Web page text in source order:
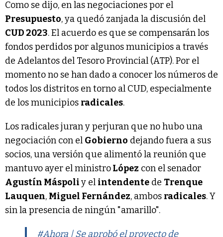
Como se dijo, en las negociaciones por el
Presupuesto, ya quedó zanjada la discusión del
CUD 2023. El acuerdo es que se compensarán los
fondos perdidos por algunos municipios a través
de Adelantos del Tesoro Provincial (ATP). Por el
momento no se han dado a conocer los números de
todos los distritos en torno al CUD, especialmente
de los municipios radicales.
Los radicales juran y perjuran que no hubo una
negociación con el Gobierno dejando fuera a sus
socios, una versión que alimentó la reunión que
mantuvo ayer el ministroLópez con el senador
Agustín Máspoliy el intendente de Trenque
Lauquen, Miguel Fernández, ambos radicales. Y
sin la presencia de ningún "amarillo".
#Ahora | Se aprobó el proyecto de